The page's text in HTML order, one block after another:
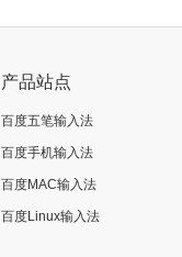
产品站点
百度五笔输入法
百度手机输入法
百度MAC输入法
百度Linux输入法